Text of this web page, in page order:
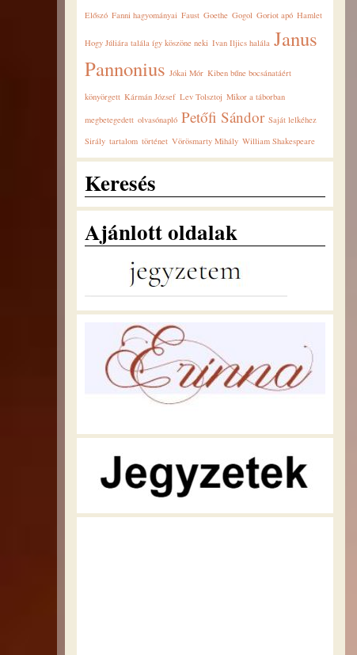
Előszó Fanni hagyományai Faust Goethe Gogol Goriot apó Hamlet
Hogy Júliára talála így köszöne neki Ivan Iljics halála Janus
Pannonius Jókai Mór Kiben bűne bocsánatáért
könyörgett Kármán József Lev Tolsztoj Mikor a táborban
megbetegedett olvasónapló Petőfi Sándor Saját lelkéhez
Sirály tartalom történet Vörösmarty Mihály William Shakespeare
Keresés
Ajánlott oldalak